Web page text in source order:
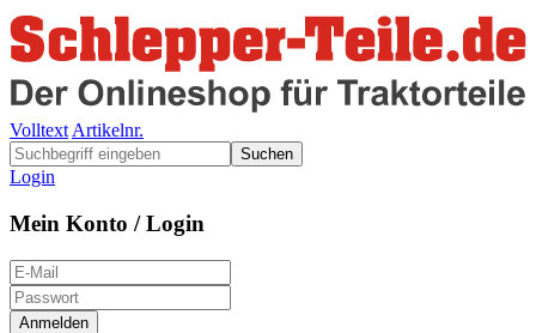
Volltext Artikelnr.
Suchen
Login
Mein Konto / Login